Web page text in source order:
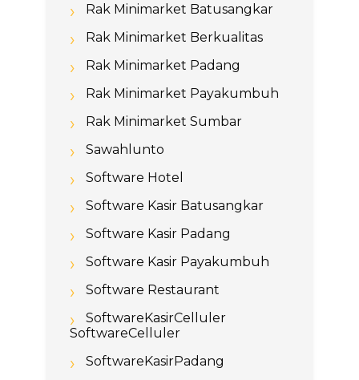
Rak Minimarket Batusangkar
Rak Minimarket Berkualitas
Rak Minimarket Padang
Rak Minimarket Payakumbuh
Rak Minimarket Sumbar
Sawahlunto
Software Hotel
Software Kasir Batusangkar
Software Kasir Padang
Software Kasir Payakumbuh
Software Restaurant
SoftwareKasirCelluler
SoftwareCelluler
SoftwareKasirPadang